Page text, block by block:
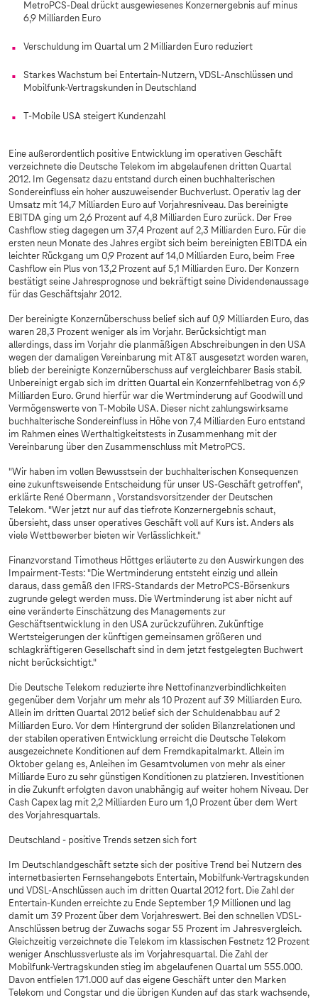
MetroPCS-Deal drückt ausgewiesenes Konzernergebnis auf minus
6,9 Milliarden Euro
Verschuldung im Quartal um 2 Milliarden Euro reduziert
Starkes Wachstum bei Entertain-Nutzern, VDSL-Anschlüssen und
Mobilfunk-Vertragskunden in Deutschland
T-Mobile USA steigert Kundenzahl
Eine außerordentlich positive Entwicklung im operativen Geschäft
verzeichnete die Deutsche Telekom im abgelaufenen dritten Quartal
2012. Im Gegensatz dazu entstand durch einen buchhalterischen
Sondereinfluss ein hoher auszuweisender Buchverlust. Operativ lag der
Umsatz mit 14,7 Milliarden Euro auf Vorjahresniveau. Das bereinigte
EBITDA ging um 2,6 Prozent auf 4,8 Milliarden Euro zurück. Der Free
Cashflow stieg dagegen um 37,4 Prozent auf 2,3 Milliarden Euro. Für die
ersten neun Monate des Jahres ergibt sich beim bereinigten EBITDA ein
leichter Rückgang um 0,9 Prozent auf 14,0 Milliarden Euro, beim Free
Cashflow ein Plus von 13,2 Prozent auf 5,1 Milliarden Euro. Der Konzern
bestätigt seine Jahresprognose und bekräftigt seine Dividendenaussage
für das Geschäftsjahr 2012.
Der bereinigte Konzernüberschuss belief sich auf 0,9 Milliarden Euro, das
waren 28,3 Prozent weniger als im Vorjahr. Berücksichtigt man
allerdings, dass im Vorjahr die planmäßigen Abschreibungen in den USA
wegen der damaligen Vereinbarung mit AT&T ausgesetzt worden waren,
blieb der bereinigte Konzernüberschuss auf vergleichbarer Basis stabil.
Unbereinigt ergab sich im dritten Quartal ein Konzernfehlbetrag von 6,9
Milliarden Euro. Grund hierfür war die Wertminderung auf Goodwill und
Vermögenswerte von T-Mobile USA. Dieser nicht zahlungswirksame
buchhalterische Sondereinfluss in Höhe von 7,4 Milliarden Euro entstand
im Rahmen eines Werthaltigkeitstests in Zusammenhang mit der
Vereinbarung über den Zusammenschluss mit MetroPCS.
"Wir haben im vollen Bewusstsein der buchhalterischen Konsequenzen
eine zukunftsweisende Entscheidung für unser US-Geschäft getroffen",
erklärte René Obermann , Vorstandsvorsitzender der Deutschen
Telekom. "Wer jetzt nur auf das tiefrote Konzernergebnis schaut,
übersieht, dass unser operatives Geschäft voll auf Kurs ist. Anders als
viele Wettbewerber bieten wir Verlässlichkeit."
Finanzvorstand Timotheus Höttges erläuterte zu den Auswirkungen des
Impairment-Tests: "Die Wertminderung entsteht einzig und allein
daraus, dass gemäß den IFRS-Standards der MetroPCS-Börsenkurs
zugrunde gelegt werden muss. Die Wertminderung ist aber nicht auf
eine veränderte Einschätzung des Managements zur
Geschäftsentwicklung in den USA zurückzuführen. Zukünftige
Wertsteigerungen der künftigen gemeinsamen größeren und
schlagkräftigeren Gesellschaft sind in dem jetzt festgelegten Buchwert
nicht berücksichtigt."
Die Deutsche Telekom reduzierte ihre Nettofinanzverbindlichkeiten
gegenüber dem Vorjahr um mehr als 10 Prozent auf 39 Milliarden Euro.
Allein im dritten Quartal 2012 belief sich der Schuldenabbau auf 2
Milliarden Euro. Vor dem Hintergrund der soliden Bilanzrelationen und
der stabilen operativen Entwicklung erreicht die Deutsche Telekom
ausgezeichnete Konditionen auf dem Fremdkapitalmarkt. Allein im
Oktober gelang es, Anleihen im Gesamtvolumen von mehr als einer
Milliarde Euro zu sehr günstigen Konditionen zu platzieren. Investitionen
in die Zukunft erfolgten davon unabhängig auf weiter hohem Niveau. Der
Cash Capex lag mit 2,2 Milliarden Euro um 1,0 Prozent über dem Wert
des Vorjahresquartals.
Deutschland - positive Trends setzen sich fort
Im Deutschlandgeschäft setzte sich der positive Trend bei Nutzern des
internetbasierten Fernsehangebots Entertain, Mobilfunk-Vertragskunden
und VDSL-Anschlüssen auch im dritten Quartal 2012 fort. Die Zahl der
Entertain-Kunden erreichte zu Ende September 1,9 Millionen und lag
damit um 39 Prozent über dem Vorjahreswert. Bei den schnellen VDSL-
Anschlüssen betrug der Zuwachs sogar 55 Prozent im Jahresvergleich.
Gleichzeitig verzeichnete die Telekom im klassischen Festnetz 12 Prozent
weniger Anschlussverluste als im Vorjahresquartal. Die Zahl der
Mobilfunk-Vertragskunden stieg im abgelaufenen Quartal um 555.000.
Davon entfielen 171.000 auf das eigene Geschäft unter den Marken
Telekom und Congstar und die übrigen Kunden auf das stark wachsende,